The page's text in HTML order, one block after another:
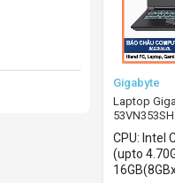
Gigabyte
Laptop
inch FHD
CPU: Intel
(upto